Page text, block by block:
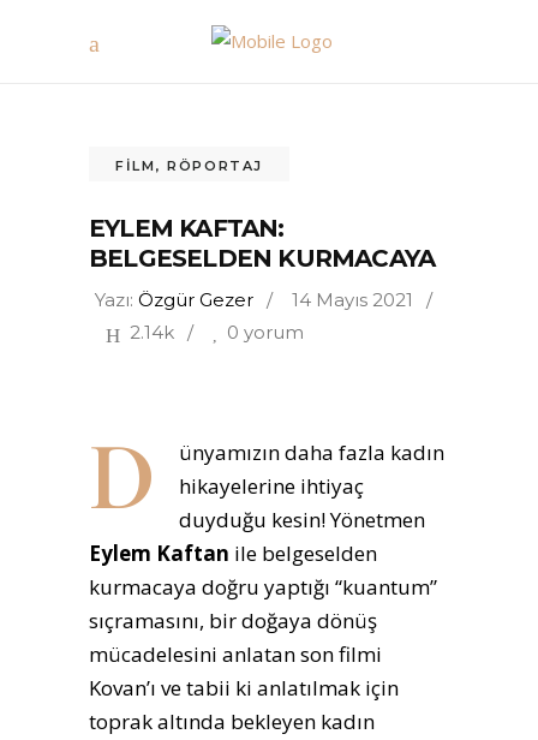
FILM , RÖPORTAJ
EYLEM KAFTAN:
BELGESELDEN KURMACAYA
Yazı: Özgür Gezer
14 Mayıs 2021
2.14k
0 yorum
D
ünyamızın daha fazla kadın
hikayelerine ihtiyaç
duyduğu kesin! Yönetmen
Eylem Kaftan ile belgeselden
kurmacaya doğru yaptığı “kuantum”
sıçramasını, bir doğaya dönüş
mücadelesini anlatan son filmi
Kovan’ı ve tabii ki anlatılmak için
toprak altında bekleyen kadın